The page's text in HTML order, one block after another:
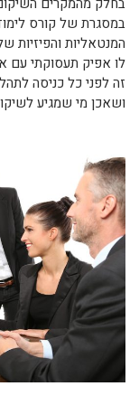
במסגרת של קורס
המנטאליות והפיזיות
לו אפיק תעסוקתי עם
זה לפני כל כניסה
ושאכן מי שמגיע